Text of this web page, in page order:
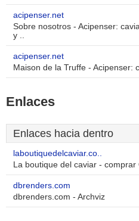
acipenser.net
Sobre nosotros - Acipenser:
y ..
acipenser.net
Maison de la Truffe - Acipenser:
Enlaces
Enlaces hacia dentro
laboutiquedelcaviar.co..
La boutique del caviar -
dbrenders.com
dbrenders.com - Archviz